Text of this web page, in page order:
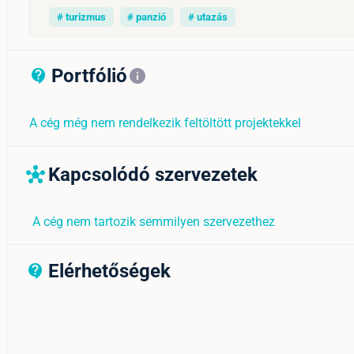
# turizmus # panzió # utazás
contact_support_outline
Portfólióinfo
A cég még nem rendelkezik feltöltött projektekkel
hub Kapcsolódó szervezetek
A cég nem tartozik semmilyen szervezethez
contact_support_outline
Elérhetőségek